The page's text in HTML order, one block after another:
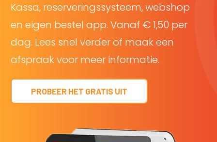
Kassa, reserveringssysteem, webshop
en eigen bestel app. Vanaf € 1,50 per
dag. Lees snel verder of maak een
afspraak voor meer informatie.
PROBEER HET GRATIS UIT